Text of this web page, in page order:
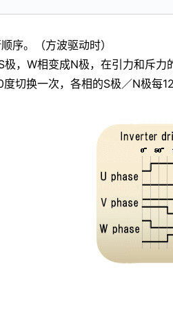
序。（方波驱动时）
极，W相变成N极，在引力和斥力
切换一次，各相的S极／N极每